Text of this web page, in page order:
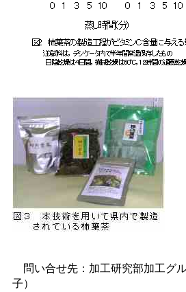
問い合せ先：加工研究部加工グ
子）